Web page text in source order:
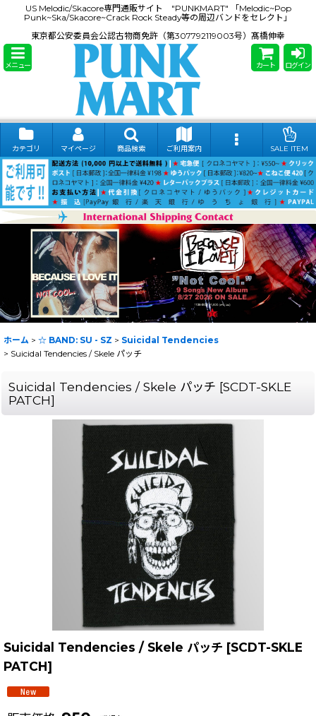
US Melodic/Skacore専門通販サイト "PUNKMART" 「Melodic~Pop
Punk~Ska/Skacore~Crack Rock Steady等の周辺バンドをセレクト」
東京都公安委員会公認古物商免許（第307792119003号）髙橋伸幸
メニュー カート ログイン
カテゴリ マイページ 商品検索 ご利用案内 SALE ITEM
ホーム > ☆ BAND: SU - SZ > Suicidal Tendencies
> Suicidal Tendencies / Skele パッチ
Suicidal Tendencies / Skele パッチ [SCDT-SKLE
PATCH]
Suicidal Tendencies / Skele パッチ [SCDT-SKLE
PATCH]